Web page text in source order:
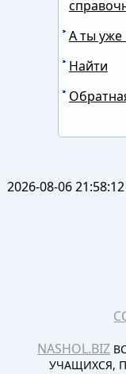
А ты уже
Найти
2026-08-06 21:58:12
NASHOL.BIZ
УЧАЩИХСЯ,